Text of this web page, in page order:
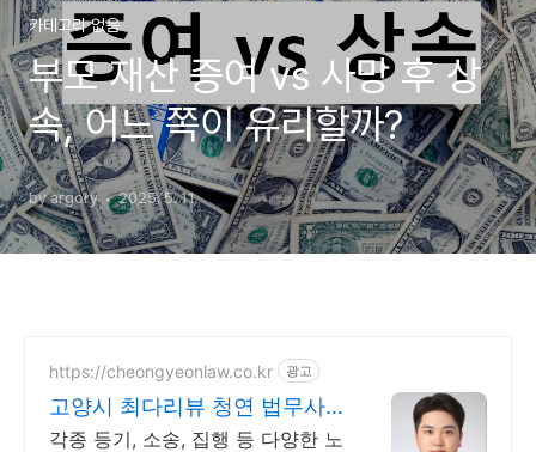
카테고리 없음
부모 재산 증여 vs 사망 후 상
속, 어느 쪽이 유리할까?
by argory 2025. 5. 11.
https://cheongyeonlaw.co.kr 광고
고양시 최다리뷰 청연 법무사
방송 출연 법무사 맞춤해결
각종 등기, 소송, 집행 등 다양한 노